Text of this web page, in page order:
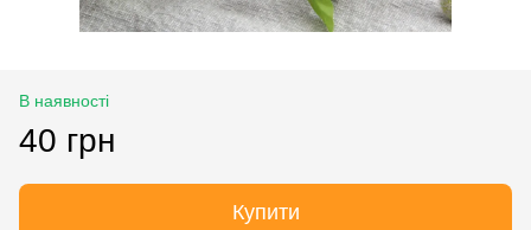
В наявності
40 грн
Купити